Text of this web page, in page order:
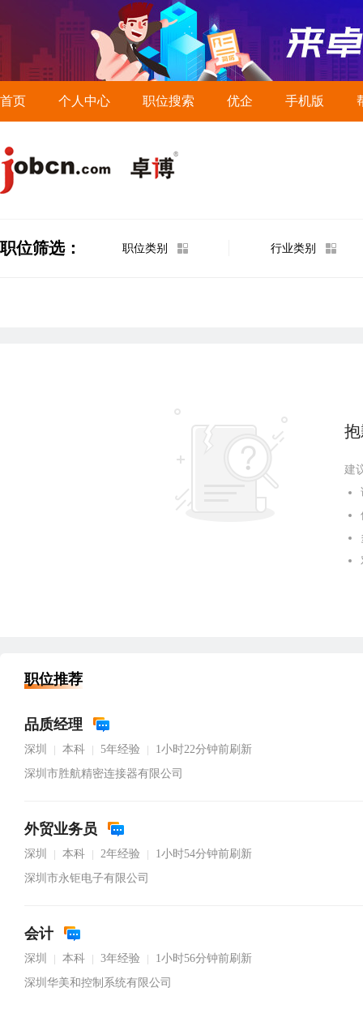
首页 个人中心 职位搜索 优企 手机版
职位筛选： 职位类别 行业类别
建
职位推荐
品质经理
深圳 本科 5年经验
1小时22分钟前刷新
深圳市胜航精密连接器有限公司
外贸业务员
深圳 本科 2年经验
1小时54分钟前刷新
深圳市永钜电子有限公司
会计
深圳 本科 3年经验
1小时56分钟前刷新
深圳华美和控制系统有限公司